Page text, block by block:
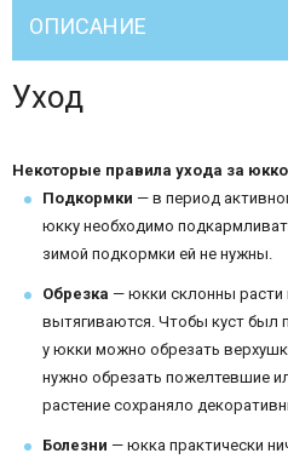
ОПИСАНИЕ
Уход
Некоторые правила ухода за
Подкормки — в период
юкку необходимо
зимой подкормки ей не нужны.
Обрезка — юкки склонны расти
вытягиваются. Чтобы куст
у юкки можно обрезать
нужно обрезать пожелтевшие
растение сохраняло
Болезни — юкка практически